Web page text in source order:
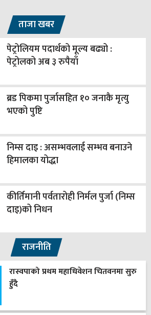
ताजा खबर
पेट्रोलियम पदार्थको मूल्य बढ्यो :
पेट्रोलको अब ३ रुपैयाँ
ब्रड पिकमा पुर्जासहित १० जनाकै मृत्यु
भएको पुष्टि
निम्स दाइ : असम्भवलाई सम्भव बनाउने
हिमालका योद्धा
कीर्तिमानी पर्वतारोही निर्मल पुर्जा (निम्स
दाइ)को निधन
राजनीति
रास्वपाको प्रथम महाधिवेशन चितवनमा सुरु
हुँदै